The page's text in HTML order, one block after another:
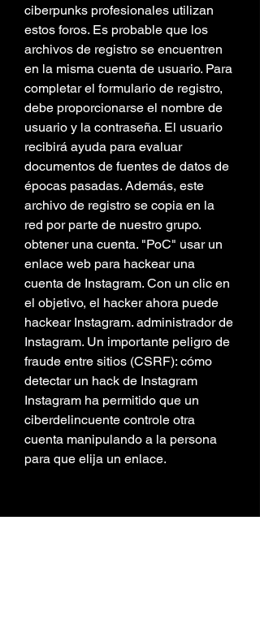
ciberpunks profesionales utilizan
estos foros. Es probable que los
archivos de registro se encuentren
en la misma cuenta de usuario. Para
completar el formulario de registro,
debe proporcionarse el nombre de
usuario y la contraseña. El usuario
recibirá ayuda para evaluar
documentos de fuentes de datos de
épocas pasadas. Además, este
archivo de registro se copia en la
red por parte de nuestro grupo.
obtener una cuenta. "PoC" usar un
enlace web para hackear una
cuenta de Instagram. Con un clic en
el objetivo, el hacker ahora puede
hackear Instagram. administrador de
Instagram. Un importante peligro de
fraude entre sitios (CSRF): cómo
detectar un hack de Instagram
Instagram ha permitido que un
ciberdelincuente controle otra
cuenta manipulando a la persona
para que elija un enlace.